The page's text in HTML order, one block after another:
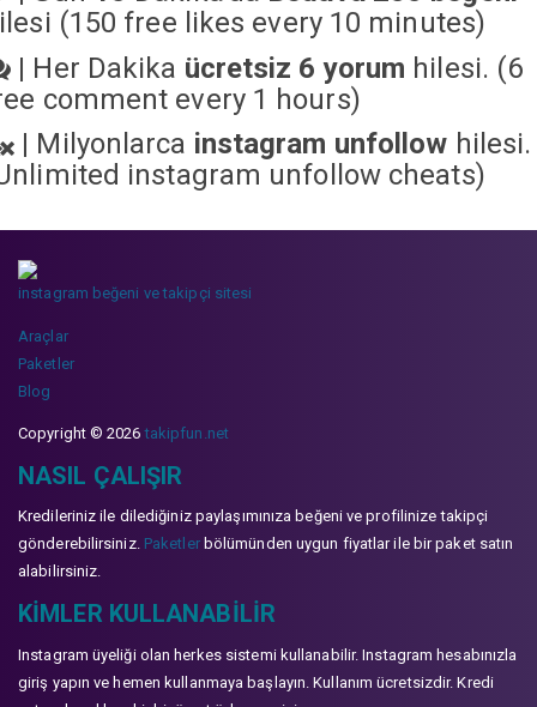
(150 free likes every 10 minutes)
| Her Dakika ücretsiz 6 yorum hilesi. (6
comment every 1 hours)
| Milyonlarca instagram unfollow hilesi.
instagram unfollow cheats)
instagram beğeni ve takipçi sitesi
Araçlar
Paketler
Blog
Copyright © 2026takipfun.net
NASIL ÇALIŞIR
Kredileriniz ile dilediğiniz paylaşımınıza beğeni ve profilinize takipçi
gönderebilirsiniz. Paketlerbölümünden uygun fiyatlar ile bir paket satın
alabilirsiniz.
KIMLER KULLANABILIR
Instagram üyeliği olan herkes sistemi kullanabilir. Instagram hesabınızla
giriş yapın ve hemen kullanmaya başlayın. Kullanım ücretsizdir. Kredi